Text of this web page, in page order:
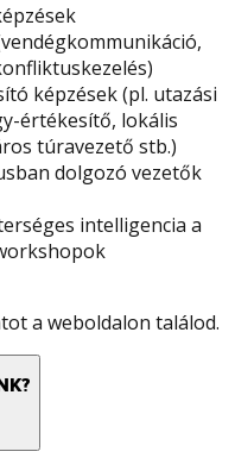
képzések (pl. utazási
értékesítő, lokális
túravezető stb.)
dolgozó vezetők
intelligencia a
a weboldalon találod.